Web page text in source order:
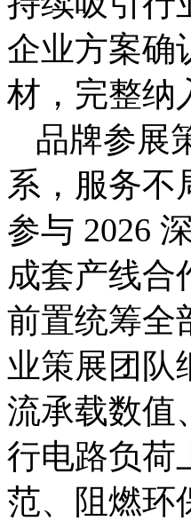
企业方案确
材，完整纳
品牌参展
系，服务不
参与 2026
成套产线合
前置统筹全
业策展团队
流承载数值
行电路负荷
范、阻燃环